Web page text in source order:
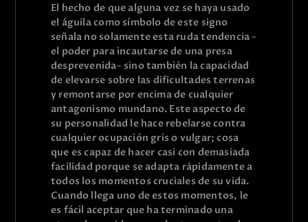
El hecho de que alguna vez se haya usado
el águila como símbolo de este signo
señala no solamente esta ruda tendencia -
el poder para incautarse de una presa
desprevenida- sino también la capacidad
de elevarse sobre las dificultades terrenas
y remontarse por encima de cualquier
antagonismo mundano. Este aspecto de
su personalidad le hace rebelarse contra
cualquier ocupación gris o vulgar; cosa
que es capaz de hacer casi con demasiada
facilidad porque se adapta rápidamente a
todos los momentos cruciales de su vida.
Cuando llega uno de estos momentos, le
es fácil aceptar que ha terminado una